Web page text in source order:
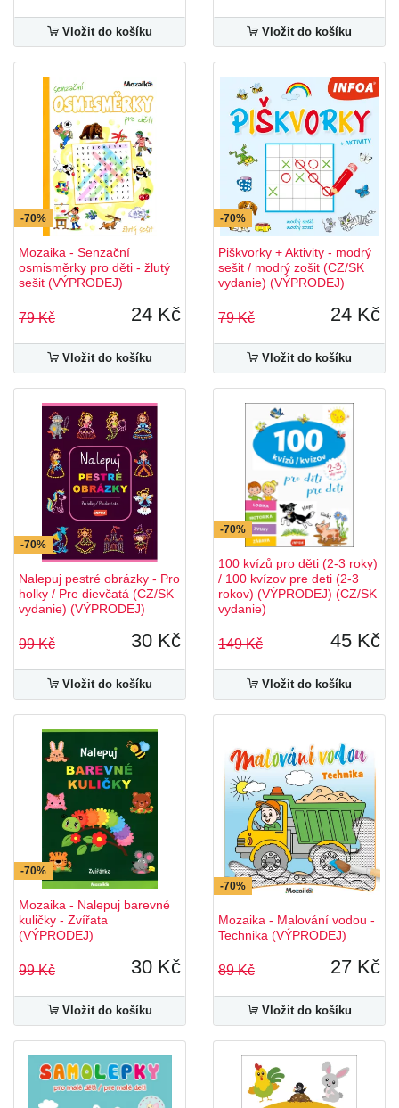
Vložit do košíku Vložit do košíku
-70%
Mozaika - Senzační
osmisměrky pro děti - žlutý
sešit (VÝPRODEJ)
79 Kč 24 Kč
Vložit do košíku
-70%
Piškvorky + Aktivity - modrý
sešit / modrý zošit (CZ/SK
vydanie) (VÝPRODEJ)
79 Kč 24 Kč
Vložit do košíku
-70%
Nalepuj pestré obrázky - Pro
holky / Pre dievčatá (CZ/SK
vydanie) (VÝPRODEJ)
99 Kč 30 Kč
Vložit do košíku
-70%
100 kvízů pro děti (2-3 roky)
/ 100 kvízov pre deti (2-3
rokov) (VÝPRODEJ) (CZ/SK
vydanie)
149 Kč 45 Kč
Vložit do košíku
-70%
Mozaika - Nalepuj barevné
kuličky - Zvířata
(VÝPRODEJ)
99 Kč 30 Kč
Vložit do košíku
-70%
Mozaika - Malování vodou -
Technika (VÝPRODEJ)
89 Kč 27 Kč
Vložit do košíku